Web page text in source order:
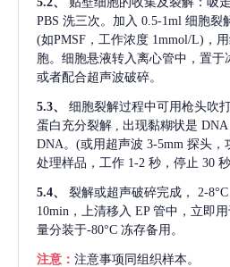
PBS 洗三次。加入 0.5-1ml 细胞裂
(如PMSF，工作浓度 1mmol/L)，
胞。细胞悬液转入离心管中，置于
或者配合超声波破碎。
5.3、
细胞裂解过程中可用枪头吹
蛋白充分裂解 , 出现黏糊状是
DNA。(或用超声波 3-5mm 探头，
处理样品，工作 1-2 秒，停止 30
5.4、 裂解或超声破碎完成，
2-
10min，上清移入 EP 管中，立即
量分装于-80°C 冻存备用。
注意： 注意事项同组织样本。